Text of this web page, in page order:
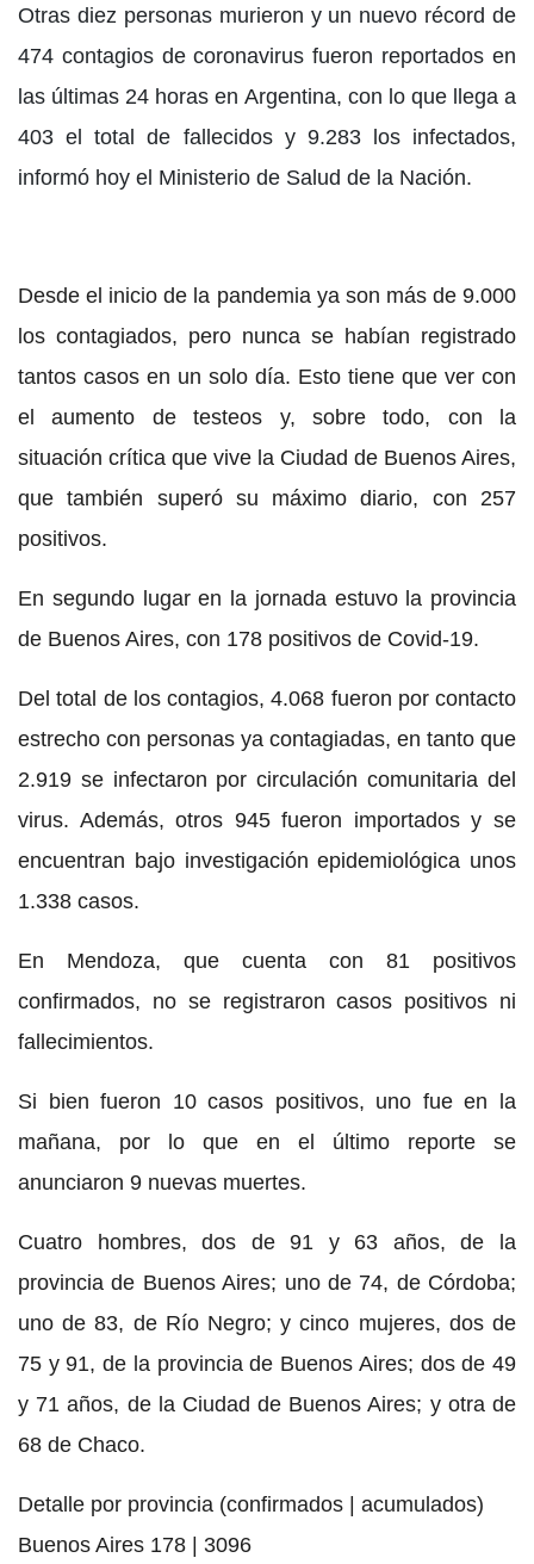
Otras diez personas murieron y un nuevo récord de
474 contagios de coronavirus fueron reportados en
las últimas 24 horas en Argentina, con lo que llega a
403 el total de fallecidos y 9.283 los infectados,
informó hoy el Ministerio de Salud de la Nación.
Desde el inicio de la pandemia ya son más de 9.000
los contagiados, pero nunca se habían registrado
tantos casos en un solo día. Esto tiene que ver con
el aumento de testeos y, sobre todo, con la
situación crítica que vive la Ciudad de Buenos Aires,
que también superó su máximo diario, con 257
positivos.
En segundo lugar en la jornada estuvo la provincia
de Buenos Aires, con 178 positivos de Covid-19.
Del total de los contagios, 4.068 fueron por contacto
estrecho con personas ya contagiadas, en tanto que
2.919 se infectaron por circulación comunitaria del
virus. Además, otros 945 fueron importados y se
encuentran bajo investigación epidemiológica unos
1.338 casos.
En Mendoza, que cuenta con 81 positivos
confirmados, no se registraron casos positivos ni
fallecimientos.
Si bien fueron 10 casos positivos, uno fue en la
mañana, por lo que en el último reporte se
anunciaron 9 nuevas muertes.
Cuatro hombres, dos de 91 y 63 años, de la
provincia de Buenos Aires; uno de 74, de Córdoba;
uno de 83, de Río Negro; y cinco mujeres, dos de
75 y 91, de la provincia de Buenos Aires; dos de 49
y 71 años, de la Ciudad de Buenos Aires; y otra de
68 de Chaco.
Detalle por provincia (confirmados | acumulados)
Buenos Aires 178 | 3096